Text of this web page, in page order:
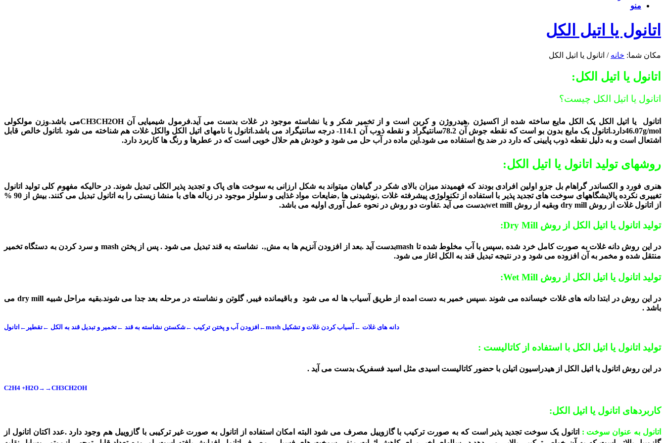
منو
اتانول یا اتیل الکل
مکان شما: خانه / اتانول یا اتیل الکل
اتانول یا اتیل الکل:
اتانول یا اتیل الکل چیست؟
اتانول یا اتیل الکل یک الکل مایع ساخته شده از اکسیژن ‚هیدروژن و کربن است و از تخمیر شکر و یا نشاسته موجود در غلات بدست می آید.فرمول شیمیایی آن CH3CH2OHمی باشد.وزن مولکولی
46.07g/molدارد.اتانول یک مایع بدون بو است که نقطه جوش آن 78.2سانتیگراد و نقطه ذوب آن 114.1- درجه سانتیگراد می باشد.اتانول با نامهای اتیل الکل والکل غلات هم شناخته می شود .اتانول خالص قابل
اشتعال است و به دلیل نقطه ذوب پایینی که دارد در ضد یخ استفاده می شود.این ماده در آب حل می شود و خودش هم حلال خوبی است که در عطرها و رنگ ها کاربرد دارد.
روشهای تولید اتانول یا اتیل الکل:
هنری فورد و الکساندر گراهام بل جزو اولین افرادی بودند که فهمیدند میزان بالای شکر در گیاهان میتواند به شکل ارزانی به سوخت های پاک و تجدید پذیر الکلی تبدیل شوند. در حالیکه مفهوم کلی تولید اتانول
تغییری نکرده پالایشگاههای سوخت های تجدید پذیر با استفاده از تکنولوژی پیشرفته غلات ‚نوشیدنی ها ‚ضایعات مواد غذایی و سلولز موجود در زباله های با منشا زیستی را به اتانول تبدیل می کنند. بیش از 90 %
از اتانول غلات از روش dry mill وبقیه از روش wet millبدست می آید .تفاوت دو روش در نحوه عمل آوری اولیه می باشد.
تولید اتانول یا اتیل الکل از روش Dry Mill:
در این روش دانه غلات به صورت کامل خرد شده ‚سپس با آب مخلوط شده تا mashبدست آید .بعد از افزودن آنزیم ها به مش‚. نشاسته به قند تبدیل می شود . پس از پختن mash و سرد کردن به دستگاه تخمیر
منتقل شده و مخمر به آن افزوده می شود و در نتیجه تبدیل قند به الکل اغاز می شود.
تولید اتانول یا اتیل الکل از روش Wet Mill:
در این روش در ابتدا دانه های غلات خیسانده می شوند .سپس خمیر به دست امده از طریق آسیاب ها له می شود و باقیمانده فیبر‚ گلوتن و نشاسته در مرحله بعد جدا می شوند.بقیه مراحل شبیه dry mill می
باشد .
دانه های غلات ←آسیاب کردن غلات و تشکیل mash←افزودن آب و پختن ترکیب ←شکستن نشاسته به قند ←تخمیر و تبدیل قند به الکل ←تقطیر←اتانول
تولید اتانول یا اتیل الکل با استفاده از کاتالیست :
در این روش اتانول یا اتیل الکل از هیدراسیون اتیلن با حضور کاتالیست اسیدی مثل اسید فسفریک بدست می آید .
C2H4 +H2O→→CH3CH2OH
کاربردهای اتانول یا اتیل الکل:
اتانول به عنوان سوخت : اتانول یک سوخت تجدید پذیر است که به صورت ترکیب با گازوییل مصرف می شود البته امکان استفاده از اتانول به صورت غیر ترکیبی با گازوییل هم وجود دارد .عدد اکتان اتانول از